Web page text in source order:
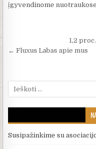
įgyvendinome
Navigacija
1,2
← Fluxus Labas apie mus
Ieškoti:
Susipažinkime su